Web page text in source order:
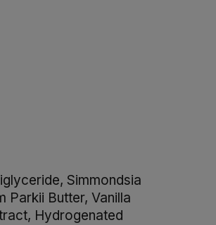
Simmondsia
Parkii Butter, Vanilla
Hydrogenated